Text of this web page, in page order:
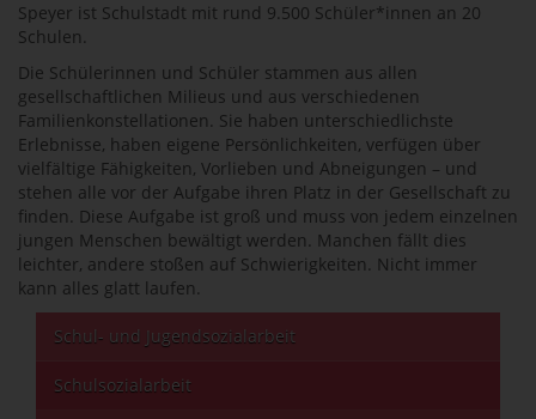
Speyer ist Schulstadt mit rund 9.500 Schüler*innen an 20
Schulen.
Die Schülerinnen und Schüler stammen aus allen
gesellschaftlichen Milieus und aus verschiedenen
Familienkonstellationen. Sie haben unterschiedlichste
Erlebnisse, haben eigene Persönlichkeiten, verfügen über
vielfältige Fähigkeiten, Vorlieben und Abneigungen – und
stehen alle vor der Aufgabe ihren Platz in der Gesellschaft zu
finden. Diese Aufgabe ist groß und muss von jedem einzelnen
jungen Menschen bewältigt werden. Manchen fällt dies
leichter, andere stoßen auf Schwierigkeiten. Nicht immer
kann alles glatt laufen.
Schul- und Jugendsozialarbeit
Schulsozialarbeit